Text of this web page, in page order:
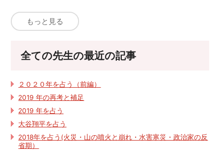
もっと見る
全ての先生の最近の記事
２０２０年を占う（前編）
2019 年の再考と補足
2019 年を占う
大谷翔平を占う
2018年を占う(火災・山の噴火と崩れ・水害寒災・政治家の反
省期）